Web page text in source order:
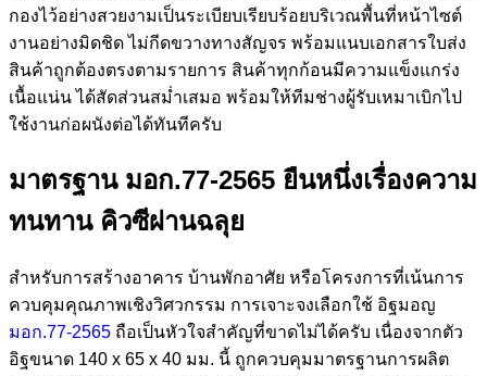
กองไว้อย่างสวยงามเป็นระเบียบเรียบร้อยบริเวณพื้นที่หน้าไซต์
งานอย่างมิดชิด ไม่กีดขวางทางสัญจร พร้อมแนบเอกสารใบส่ง
สินค้าถูกต้องตรงตามรายการ สินค้าทุกก้อนมีความแข็งแกร่ง
เนื้อแน่น ได้สัดส่วนสม่ำเสมอ พร้อมให้ทีมช่างผู้รับเหมาเบิกไป
ใช้งานก่อผนังต่อได้ทันทีครับ
มาตรฐาน มอก.77-2565 ยืนหนึ่งเรื่องความ
ทนทาน คิวซีผ่านฉลุย
สำหรับการสร้างอาคาร บ้านพักอาศัย หรือโครงการที่เน้นการ
ควบคุมคุณภาพเชิงวิศวกรรม การเจาะจงเลือกใช้ อิฐมอญ
มอก.77-2565 ถือเป็นหัวใจสำคัญที่ขาดไม่ได้ครับ เนื่องจากตัว
อิฐขนาด 140 x 65 x 40 มม. นี้ ถูกควบคุมมาตรฐานการผลิต